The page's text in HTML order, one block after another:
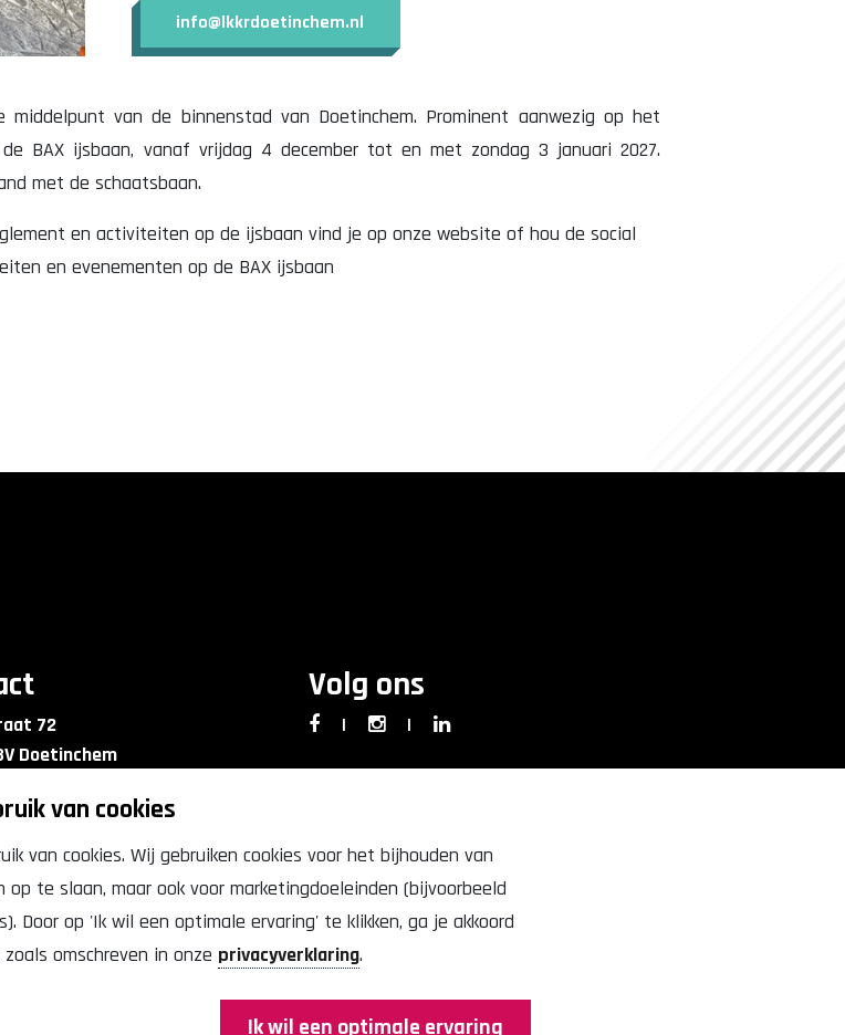
info@lkkrdoetinchem.nl
van de binnenstad van Doetinchem. Prominent aanwezig op het
BAX ijsbaan, vanaf vrijdag 4 december tot en met zondag 3 januari 2027.
met de schaatsbaan.
en activiteiten op de ijsbaan vind je op onze website of hou de social
en evenementen op de BAX ijsbaan
72
Doetinchem
76 90 09
Volg ons
| |
Doetinchem | Alle rechten voorbehouden
van cookies
van cookies. Wij gebruiken cookies voor het bijhouden van
te slaan, maar ook voor marketingdoeleinden (bijvoorbeeld
Door op 'Ik wil een optimale ervaring' te klikken, ga je akkoord
omschreven in onze privacyverklaring.
Ik wil een optimale ervaring